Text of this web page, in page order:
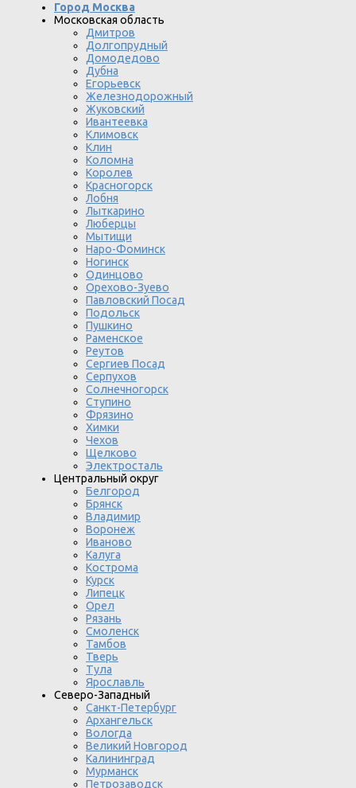
Город Москва
Московская область
Дмитров
Долгопрудный
Домодедово
Дубна
Егорьевск
Железнодорожный
Жуковский
Ивантеевка
Климовск
Клин
Коломна
Королев
Красногорск
Лобня
Лыткарино
Люберцы
Мытищи
Наро-Фоминск
Ногинск
Одинцово
Орехово-Зуево
Павловский Посад
Подольск
Пушкино
Раменское
Реутов
Сергиев Посад
Серпухов
Солнечногорск
Ступино
Фрязино
Химки
Чехов
Щелково
Электросталь
Центральный округ
Белгород
Брянск
Владимир
Воронеж
Иваново
Калуга
Кострома
Курск
Липецк
Орел
Рязань
Смоленск
Тамбов
Тверь
Тула
Ярославль
Северо-Западный
Санкт-Петербург
Архангельск
Вологда
Великий Новгород
Калининград
Мурманск
Петрозаводск